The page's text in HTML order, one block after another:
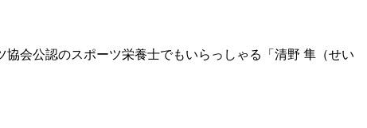
会公認のスポーツ栄養士でもいらっしゃる「清野 隼（せい